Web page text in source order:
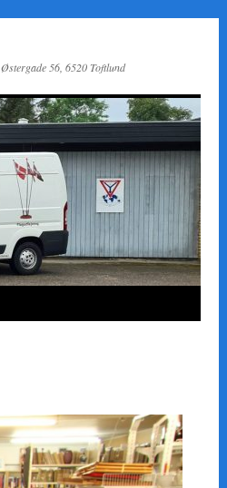
Østergade 56, 6520 Toftlund